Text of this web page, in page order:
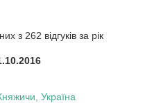
з 262 відгуків за рік
Україна